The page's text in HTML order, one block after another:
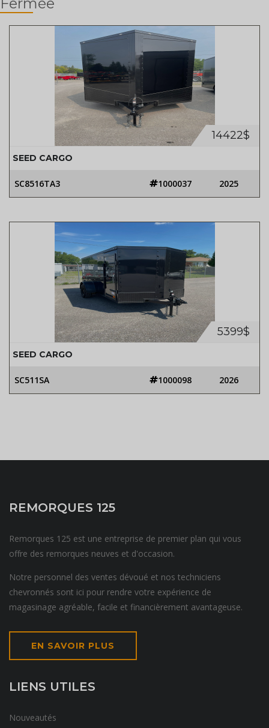
14422$
SEED CARGO
SC8516TA3 1000037 2025
5399$
SEED CARGO
SC511SA 1000098 2026
REMORQUES 125
Remorques 125 est une entreprise de premier plan qui vous
offre des remorques neuves et d'occasion.
Notre personnel des ventes dévoué et nos techniciens
chevronnés sont ici pour rendre votre expérience de
magasinage agréable, facile et financièrement avantageuse.
EN SAVOIR PLUS
LIENS UTILES
Nouveautés